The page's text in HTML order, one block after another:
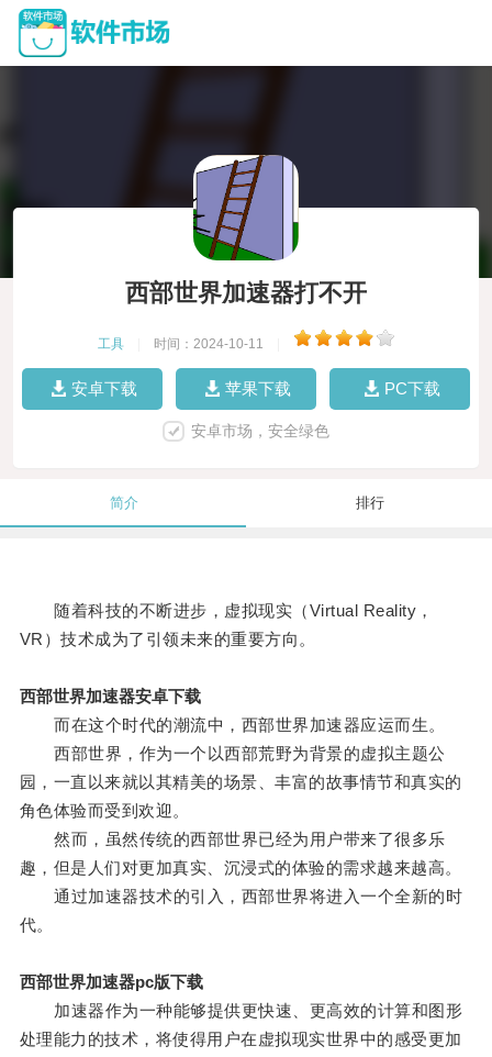
西部世界加速器打不开
工具 时间：2024-10-11
安卓下载 苹果下载 PC下载
安卓市场，安全绿色
简介 排行
随着科技的不断进步，虚拟现实（Virtual Reality，
VR）技术成为了引领未来的重要方向。
西部世界加速器安卓下载
而在这个时代的潮流中，西部世界加速器应运而生。
西部世界，作为一个以西部荒野为背景的虚拟主题公
园，一直以来就以其精美的场景、丰富的故事情节和真实的
角色体验而受到欢迎。
然而，虽然传统的西部世界已经为用户带来了很多乐
趣，但是人们对更加真实、沉浸式的体验的需求越来越高。
通过加速器技术的引入，西部世界将进入一个全新的时
代。
西部世界加速器pc版下载
加速器作为一种能够提供更快速、更高效的计算和图形
处理能力的技术，将使得用户在虚拟现实世界中的感受更加